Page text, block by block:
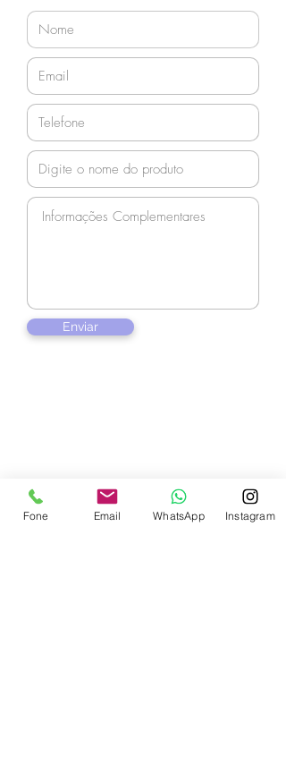
Enviar
Fone Email WhatsApp Instagram